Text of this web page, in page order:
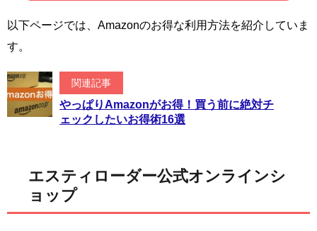
以下ページでは、Amazonのお得な利用方法を紹介していま
す。
関連記事
やっぱりAmazonがお得！買う前に絶対チ
ェックしたいお得術16選
エスティローダー公式オンラインシ
ョップ